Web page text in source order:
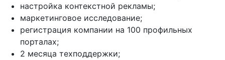
настройка контекстной рекламы;
маркетинговое исследование;
регистрация компании на 100 профильных
порталах;
2 месяца техподдержки;